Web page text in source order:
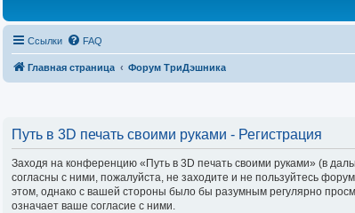
Ссылки FAQ
Главная страница Форум ТриДэшника
Путь в 3D печать своими руками - Регистрация
Заходя на конференцию «Путь в 3D печать своими руками» (в
согласны с ними, пожалуйста, не заходите и не пользуйтесь
этом, однако с вашей стороны было бы разумным регулярно
означает ваше согласие с ними.